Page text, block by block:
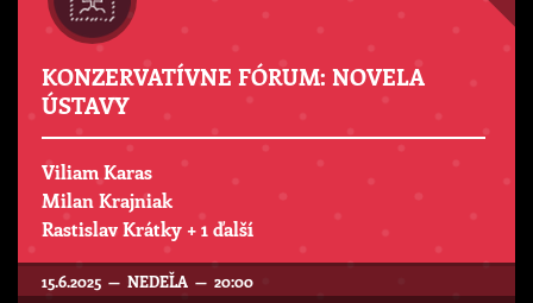
KONZERVATÍVNE FÓRUM: NOVELA
ÚSTAVY
Viliam Karas
Milan Krajniak
Rastislav Krátky + 1 ďalší
15.6.2025 — NEDEĽA — 20:00